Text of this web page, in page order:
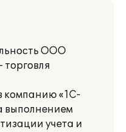
ООО
компанию «1С-
выполнением
учета и